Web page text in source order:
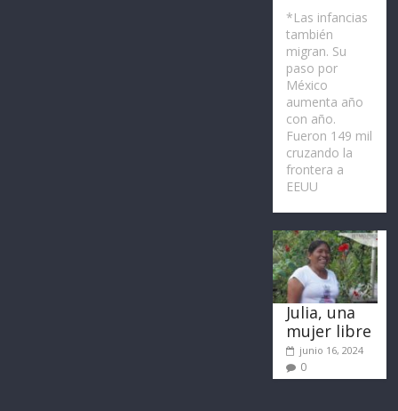
*Las infancias
también
migran. Su
paso por
México
aumenta año
con año.
Fueron 149 mil
cruzando la
frontera a
EEUU
Julia, una
mujer libre
junio 16, 2024
0